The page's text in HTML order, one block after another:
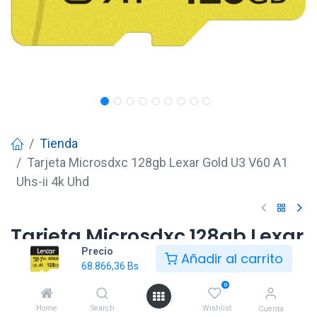
Precio
68.866,36 Bs Añadir al carrito
Home Search
0
Wishlist Cuenta
Tienda
Tarjeta Microsdxc 128gb Lexar Gold U3 V60 A1
Uhs-ii 4k Uhd
Tarjeta Microsdxc 128gb Lexar
Gold U3 V60 A1 Uhs-ii 4k Uhd
68.866,36 Bs